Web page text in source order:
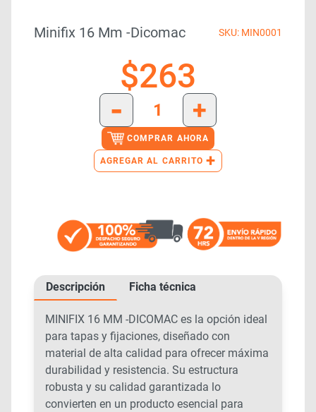
Minifix 16 Mm -dicomac SKU: MIN0001
$263
-
+
COMPRAR AHORA
AGREGAR AL CARRITO +
Descripción Ficha técnica
MINIFIX 16 MM -DICOMAC es la opción ideal
para tapas y fijaciones, diseñado con
material de alta calidad para ofrecer máxima
durabilidad y resistencia. Su estructura
robusta y su calidad garantizada lo
convierten en un producto esencial para